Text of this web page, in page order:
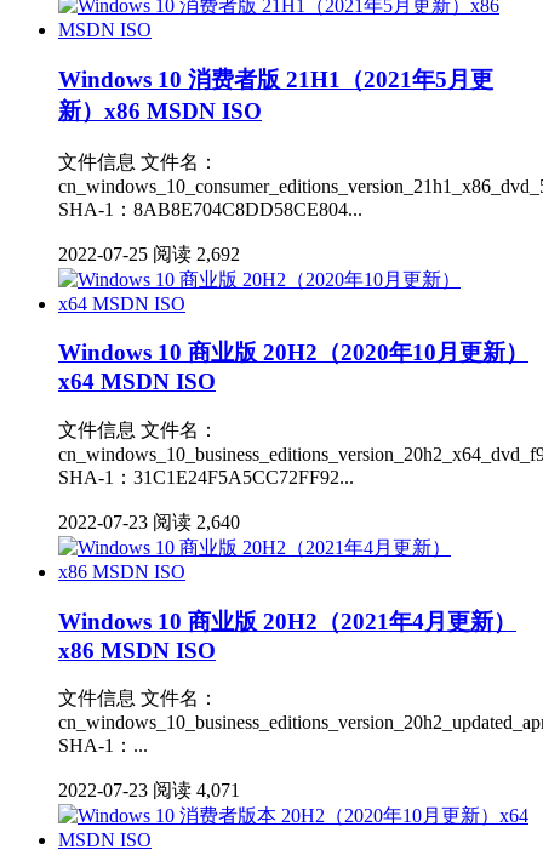
Windows 10 消费者版 21H1（2021年5月更
新）x86 MSDN ISO
文件信息 文件名：
SHA-1：8AB8E704C8DD58CE804...
2022-07-25 阅读 2,692
Windows 10 商业版 20H2（2020年10月更新）
x64 MSDN ISO
文件信息 文件名：
SHA-1：31C1E24F5A5CC72FF92...
2022-07-23 阅读 2,640
Windows 10 商业版 20H2（2021年4月更新）
x86 MSDN ISO
文件信息 文件名：
SHA-1：...
2022-07-23 阅读 4,071